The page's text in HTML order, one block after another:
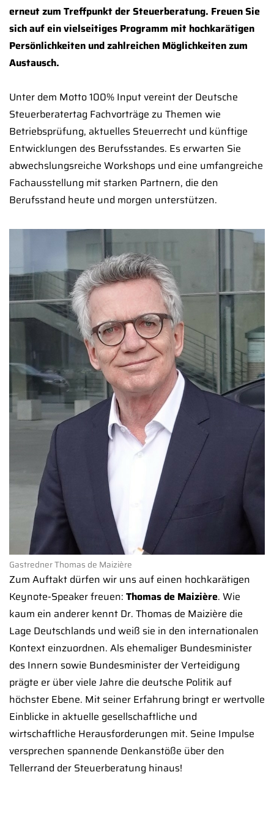
erneut zum Treffpunkt der Steuerberatung. Freuen Sie
sich auf ein vielseitiges Programm mit hochkarätigen
Persönlichkeiten und zahlreichen Möglichkeiten zum
Austausch.
Unter dem Motto 100% Input vereint der Deutsche
Steuerberatertag Fachvorträge zu Themen wie
Betriebsprüfung, aktuelles Steuerrecht und künftige
Entwicklungen des Berufsstandes. Es erwarten Sie
abwechslungsreiche Workshops und eine umfangreiche
Fachausstellung mit starken Partnern, die den
Berufsstand heute und morgen unterstützen.
Gastredner Thomas de Maizière
Zum Auftakt dürfen wir uns auf einen hochkarätigen
Keynote-Speaker freuen: Thomas de Maizière. Wie
kaum ein anderer kennt Dr. Thomas de Maizière die
Lage Deutschlands und weiß sie in den internationalen
Kontext einzuordnen. Als ehemaliger Bundesminister
des Innern sowie Bundesminister der Verteidigung
prägte er über viele Jahre die deutsche Politik auf
höchster Ebene. Mit seiner Erfahrung bringt er wertvolle
Einblicke in aktuelle gesellschaftliche und
wirtschaftliche Herausforderungen mit. Seine Impulse
versprechen spannende Denkanstöße über den
Tellerrand der Steuerberatung hinaus!